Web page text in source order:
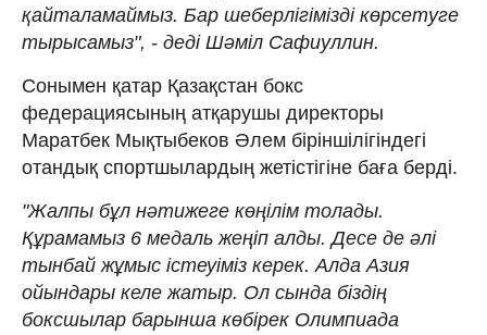
қайталамаймыз. Бар шеберлігімізді көрсетуге
тырысамыз", - деді Шәміл Сафиуллин.
Сонымен қатар Қазақстан бокс
федерациясының атқарушы директоры
Маратбек Мықтыбеков Әлем біріншілігіндегі
отандық спортшылардың жетістігіне баға берді.
"Жалпы бұл нәтижеге көңілім толады.
Құрамамыз 6 медаль жеңіп алды. Десе де әлі
тынбай жұмыс істеуіміз керек. Алда Азия
ойындары келе жатыр. Ол сында біздің
боксшылар барынша көбірек Олимпиада